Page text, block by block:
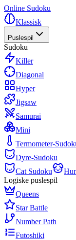
Online Sudoku
Klassisk
Puslespil
Sudoku
Killer
Diagonal
Hyper
Jigsaw
Samurai
Mini
Termometer-
Dyre-Sudoku
Cat Sudoku
Logiske puslespil
Queens
Star Battle
Number Path
Futoshiki